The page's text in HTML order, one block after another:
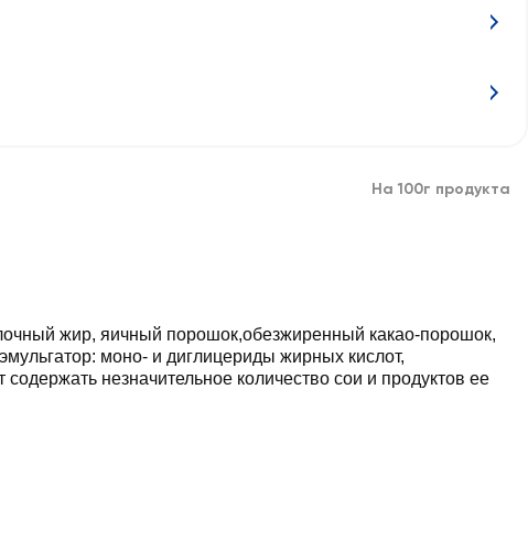
На 100г продукта
жир, яичный порошок,обезжиренный какао-порошок,
моно- и диглицериды жирных кислот,
незначительное количество сои и продуктов ее